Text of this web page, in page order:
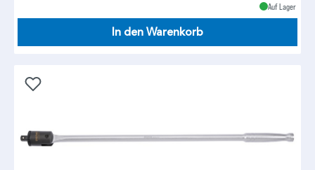
Auf Lager
In den Warenkorb